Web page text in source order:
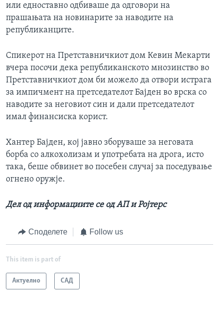
или едноставно одбиваше да одговори на
прашањата на новинарите за наводите на
републиканците.
Спикерот на Претставничкиот дом Кевин Мекарти
вчера посочи дека републиканското мнозинство во
Претставничкиот дом би можело да отвори истрага
за импичмент на претседателот Бајден во врска со
наводите за неговиот син и дали претседателот
имал финансиска корист.
Хантер Бајден, кој јавно зборуваше за неговата
борба со алкохолизам и употребата на дрога, исто
така, беше обвинет во посебен случај за поседување
огнено оружје.
Дел од информациите се од АП и Ројтерс
Споделете Follow us
This item is part of
Актуелно САД